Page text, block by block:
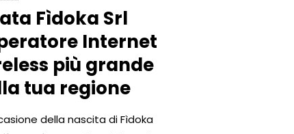
Fìdoka Srl
Internet
più grande
tua regione
della nascita di Fìdoka